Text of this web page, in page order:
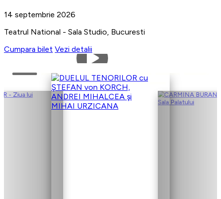
14 septembrie 2026
Teatrul National - Sala Studio, Bucuresti
Cumpara bilet Vezi detalii